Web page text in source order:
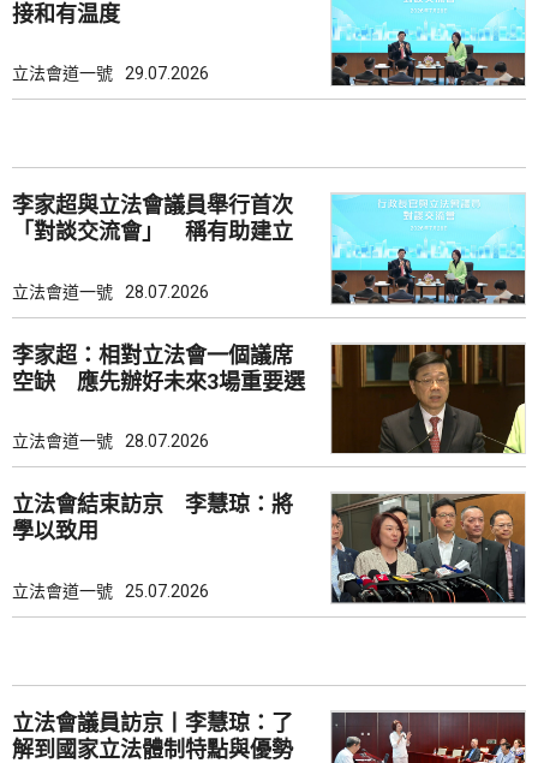
接和有温度
立法會道一號 29.07.2026
李家超與立法會議員舉行首次
「對談交流會」 稱有助建立
立法會道一號 28.07.2026
李家超：相對立法會一個議席
空缺 應先辦好未來3場重要選
立法會道一號 28.07.2026
立法會結束訪京 李慧琼：將
學以致用
立法會道一號 25.07.2026
立法會議員訪京丨李慧琼：了
解到國家立法體制特點與優勢